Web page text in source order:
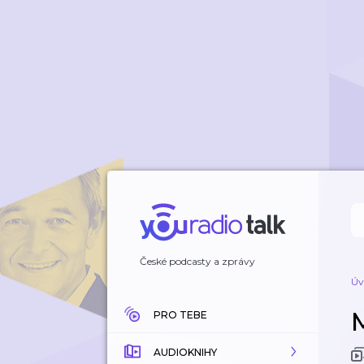
České podcasty a zprávy
PRO TEBE
AUDIOKNIHY